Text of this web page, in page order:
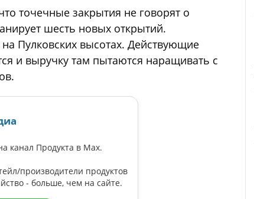
точечные закрытия не говорят о
шесть новых открытий.
Пулковских высотах. Действующие
и выручку там пытаются наращивать с
канал Продукта в Max.
производители продуктов
- больше, чем на сайте.